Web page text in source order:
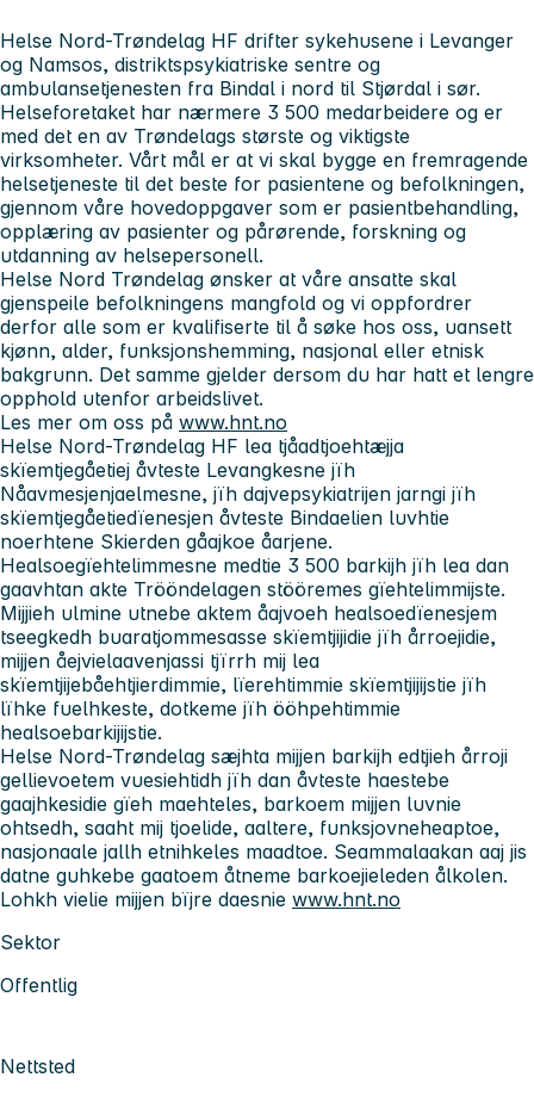
Helse Nord-Trøndelag HF drifter sykehusene i Levanger
og Namsos, distriktspsykiatriske sentre og
ambulansetjenesten fra Bindal i nord til Stjørdal i sør.
Helseforetaket har nærmere 3 500 medarbeidere og er
med det en av Trøndelags største og viktigste
virksomheter. Vårt mål er at vi skal bygge en fremragende
helsetjeneste til det beste for pasientene og befolkningen,
gjennom våre hovedoppgaver som er pasientbehandling,
opplæring av pasienter og pårørende, forskning og
utdanning av helsepersonell.
Helse Nord Trøndelag ønsker at våre ansatte skal
gjenspeile befolkningens mangfold og vi oppfordrer
derfor alle som er kvalifiserte til å søke hos oss, uansett
kjønn, alder, funksjonshemming, nasjonal eller etnisk
bakgrunn. Det samme gjelder dersom du har hatt et lengre
opphold utenfor arbeidslivet.
Les mer om oss på www.hnt.no
Helse Nord-Trøndelag HF lea tjåadtjoehtæjja
skïemtjegåetiej åvteste Levangkesne jïh
Nåavmesjenjaelmesne, jïh dajvepsykiatrijen jarngi jïh
skïemtjegåetiedïenesjen åvteste Bindaelien luvhtie
noerhtene Skierden gåajkoe åarjene.
Healsoegïehtelimmesne medtie 3 500 barkijh jïh lea dan
gaavhtan akte Trööndelagen stööremes gïehtelimmijste.
Mijjieh ulmine utnebe aktem åajvoeh healsoedïenesjem
tseegkedh buaratjommesasse skïemtjijidie jïh årroejidie,
mijjen åejvielaavenjassi tjïrrh mij lea
skïemtjijebåehtjierdimmie, lïerehtimmie skïemtjijijstie jïh
lïhke fuelhkeste, dotkeme jïh ööhpehtimmie
healsoebarkijijstie.
Helse Nord-Trøndelag sæjhta mijjen barkijh edtjieh årroji
gellievoetem vuesiehtidh jïh dan åvteste haestebe
gaajhkesidie gïeh maehteles, barkoem mijjen luvnie
ohtsedh, saaht mij tjoelide, aaltere, funksjovneheaptoe,
nasjonaale jallh etnihkeles maadtoe. Seammalaakan aaj jis
datne guhkebe gaatoem åtneme barkoejieleden ålkolen.
Lohkh vielie mijjen bïjre daesnie www.hnt.no
Sektor
Offentlig
Nettsted